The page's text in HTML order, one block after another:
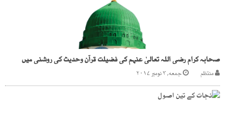
صحابہ کرام رضی اللہ تعالیٰ عنہم کی فضیلت قرآن وحدیث کی روشنی میں
منتظم جمعه, ۳ نومبر ۲۰۱۷